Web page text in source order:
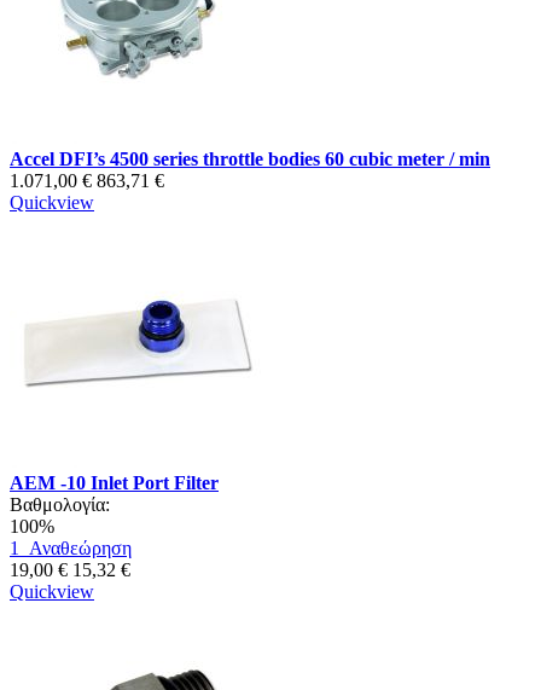
Accel DFI’s 4500 series throttle bodies 60 cubic meter / min
1.071,00 € 863,71 €
Quickview
AEM -10 Inlet Port Filter
Βαθμολογία:
100%
1 Αναθεώρηση
19,00 € 15,32 €
Quickview